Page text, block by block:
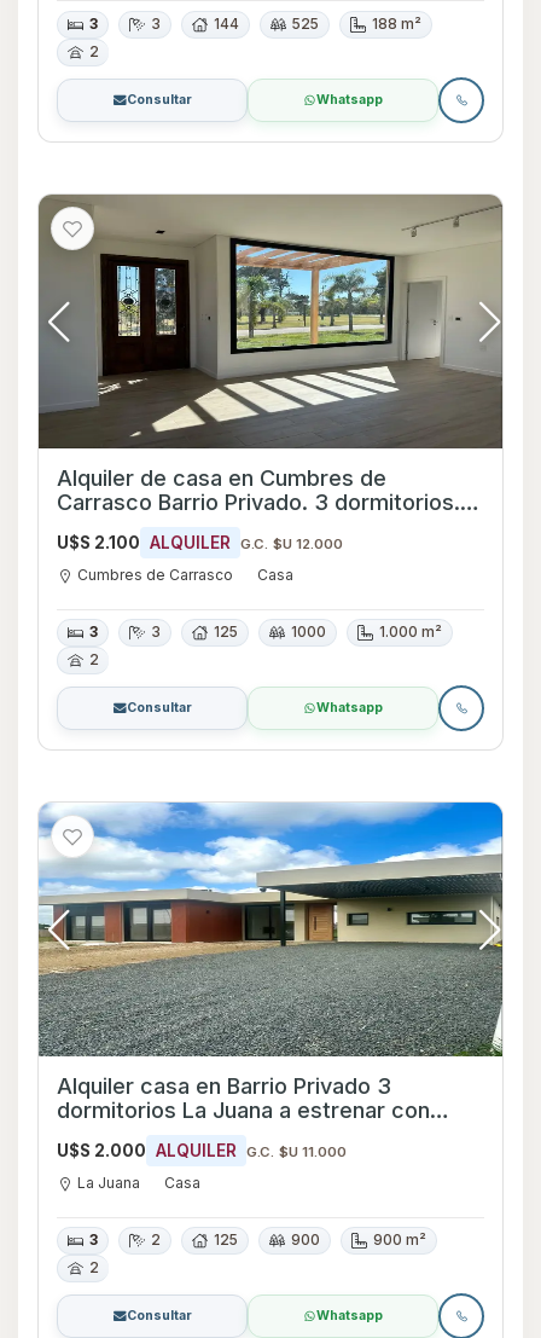
3 3 144 525
188 m²
2
Consultar Whatsapp
Alquiler de casa en Cumbres de
Carrasco Barrio Privado. 3 dormitorios. A
estrenar
U$S 2.100 ALQUILER G.C. $U 12.000
Cumbres de Carrasco Casa
3 3 125 1000
1.000 m²
2
Consultar Whatsapp
Alquiler casa en Barrio Privado 3
dormitorios La Juana a estrenar con
U$S 2.000 ALQUILER G.C. $U 11.000
La Juana Casa
3 2 125 900
900 m²
2
Consultar Whatsapp